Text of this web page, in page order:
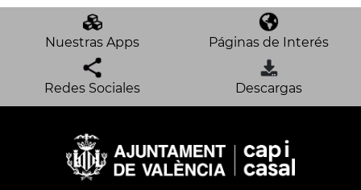
Nuestras Apps Páginas de Interés
Redes Sociales Descargas